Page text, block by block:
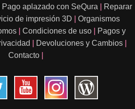
Pago aplazado con SeQura
Reparar
de impresión 3D
Organismos
Condiciones de uso
Pagos y
Devoluciones y Cambios
Contacto